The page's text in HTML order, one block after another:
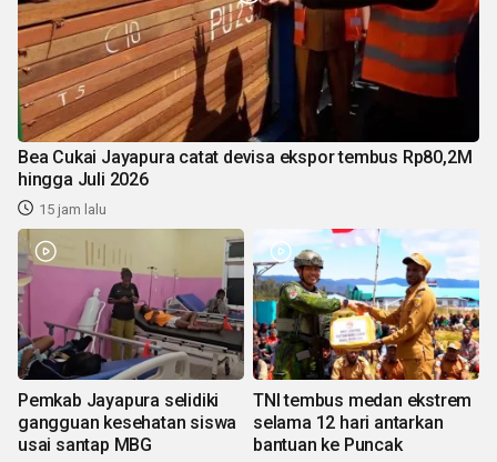
Bea Cukai Jayapura catat devisa ekspor tembus Rp80,2M
hingga Juli 2026
15 jam lalu
Pemkab Jayapura selidiki
gangguan kesehatan siswa
usai santap MBG
TNI tembus medan ekstrem
selama 12 hari antarkan
bantuan ke Puncak